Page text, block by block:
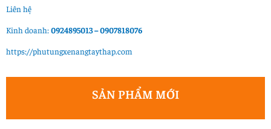
Liên hệ
Kinh doanh:0924895013 – 0907818076
https://phutungxenangtaythap.com
SẢN PHẨM MỚI